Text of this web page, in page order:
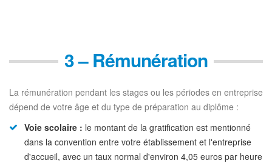
3 – Rémunération
La rémunération pendant les stages ou les périodes en entreprise
dépend de votre âge et du type de préparation au diplôme :
Voie scolaire : le montant de la gratification est mentionné
dans la convention entre votre établissement et l'entreprise
d'accueil, avec un taux normal d'environ 4,05 euros par heure